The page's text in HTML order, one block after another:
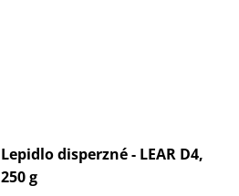
Lepidlo disperzné - LEAR D4,
250 g